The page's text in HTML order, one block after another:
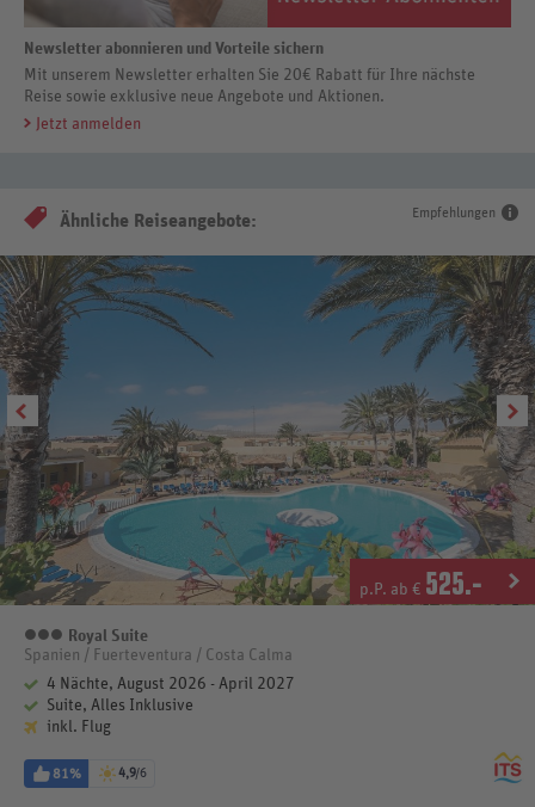
Newsletter abonnieren und Vorteile sichern
Mit unserem Newsletter erhalten Sie 20€ Rabatt für Ihre nächste
Reise sowie exklusive neue Angebote und Aktionen.
Jetzt anmelden
Empfehlungen
Ähnliche Reiseangebote:
p.P. ab € 525.-
3 Sterne
Royal Suite
Spanien / Fuerteventura / Costa Calma
4 Nächte, August 2026 - April 2027
Suite, Alles Inklusive
inkl. Flug
81% 4,9/6